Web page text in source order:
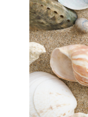
Entraxe vis Y
Hauteur H
Hauteur Base F
Hauteur centre X
Largeur A